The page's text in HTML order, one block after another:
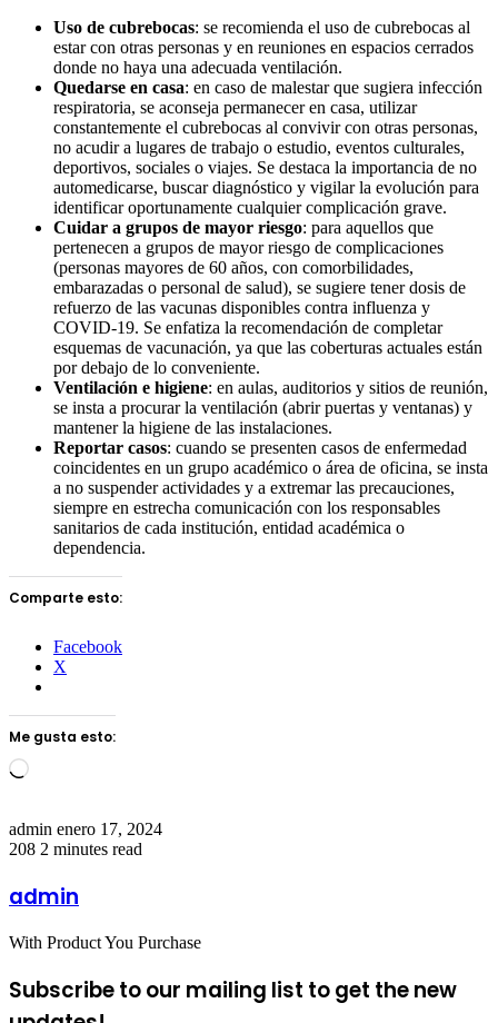
Uso de cubrebocas: se recomienda el uso de cubrebocas al
estar con otras personas y en reuniones en espacios cerrados
donde no haya una adecuada ventilación.
Quedarse en casa: en caso de malestar que sugiera infección
respiratoria, se aconseja permanecer en casa, utilizar
constantemente el cubrebocas al convivir con otras personas,
no acudir a lugares de trabajo o estudio, eventos culturales,
deportivos, sociales o viajes. Se destaca la importancia de no
automedicarse, buscar diagnóstico y vigilar la evolución para
identificar oportunamente cualquier complicación grave.
Cuidar a grupos de mayor riesgo: para aquellos que
pertenecen a grupos de mayor riesgo de complicaciones
(personas mayores de 60 años, con comorbilidades,
embarazadas o personal de salud), se sugiere tener dosis de
refuerzo de las vacunas disponibles contra influenza y
COVID-19. Se enfatiza la recomendación de completar
esquemas de vacunación, ya que las coberturas actuales están
por debajo de lo conveniente.
Ventilación e higiene: en aulas, auditorios y sitios de reunión,
se insta a procurar la ventilación (abrir puertas y ventanas) y
mantener la higiene de las instalaciones.
Reportar casos: cuando se presenten casos de enfermedad
coincidentes en un grupo académico o área de oficina, se insta
a no suspender actividades y a extremar las precauciones,
siempre en estrecha comunicación con los responsables
sanitarios de cada institución, entidad académica o
dependencia.
Comparte esto:
Facebook
X
Me gusta esto:
Loading…
admin Send
an
enero 17, 2024
208 2 minutes read
admin
With Product You Purchase
Subscribe to our mailing list to get the new